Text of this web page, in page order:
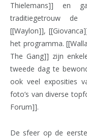
Thielemans]] en
traditiegetrouw de
[[Waylon]],
het programma.
The Gang]] zijn
tweede dag te
ook veel exposities
foto’s van diverse
Forum]].
De sfeer op de